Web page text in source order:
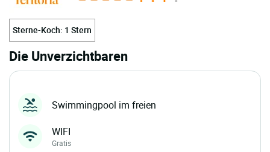
Sterne-Koch: 1 Stern
Die Unverzichtbaren
Swimmingpool im freien
WIFI
Gratis